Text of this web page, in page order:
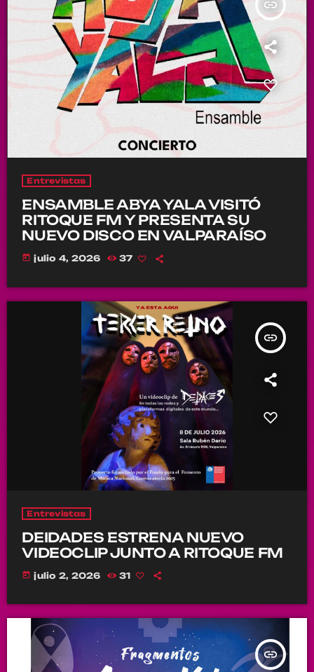
insert_link
Entrevistas
ENSAMBLE ABYA YALA VISITÓ
RITOQUE FM Y PRESENTA SU
NUEVO DISCO EN VALPARAÍSO
today julio 4, 2026 37
insert_link
Entrevistas
DEIDADES ESTRENA NUEVO
VIDEOCLIP JUNTO A RITOQUE FM
today julio 2, 2026 31
insert_link